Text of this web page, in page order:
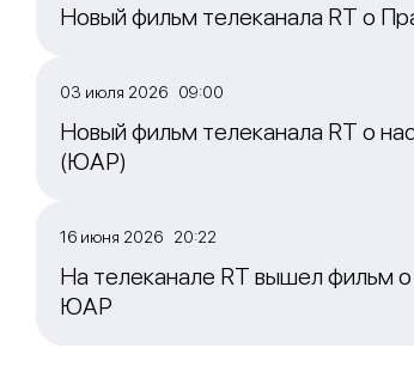
Новый фильм телеканала RT о
03 июля 2026 09:00
Новый фильм телеканала RT о
(ЮАР)
16 июня 2026 20:22
На телеканале RT вышел фильм
ЮАР